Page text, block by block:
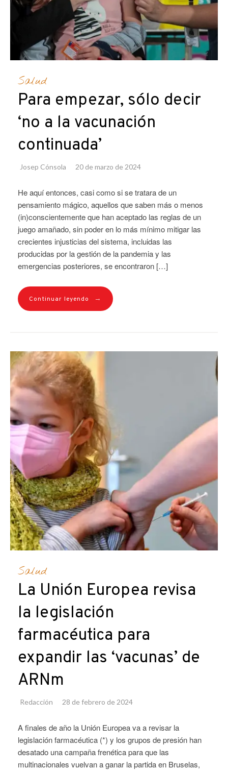
Salud
Para empezar, sólo decir
‘no a la vacunación
continuada’
Josep Cónsola 20 de marzo de 2024
He aquí entonces, casi como si se tratara de un
pensamiento mágico, aquellos que saben más o menos
(in)conscientemente que han aceptado las reglas de un
juego amañado, sin poder en lo más mínimo mitigar las
crecientes injusticias del sistema, incluidas las
producidas por la gestión de la pandemia y las
emergencias posteriores, se encontraron […]
Continuar leyendo →
Salud
La Unión Europea revisa
la legislación
farmacéutica para
expandir las ‘vacunas’ de
ARNm
Redacción 28 de febrero de 2024
A finales de año la Unión Europea va a revisar la
legislación farmacéutica (*) y los grupos de presión han
desatado una campaña frenética para que las
multinacionales vuelvan a ganar la partida en Bruselas,